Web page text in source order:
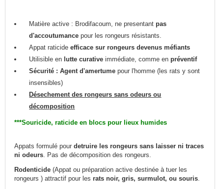
Matière active : Brodifacoum, ne presentantpas
d'accoutumance pour les rongeurs résistants.
Appat raticideefficace sur rongeurs devenus méfiants
Utilisible en lutte curative immédiate, comme enpréventif
Sécurité : Agent d'amertume pour l'homme (les rats y sont
insensibles)
Désechement des rongeurs sans odeurs ou
décomposition
***Souricide, raticide en blocs pour lieux humides
Appats formulé pourdetruire les rongeurs sans laisser ni traces
ni odeurs. Pas de décomposition des rongeurs.
Rodenticide (Appat ou préparation active destinée à tuer les
rongeurs ) attractif pour lesrats noir, gris, surmulot, ou souris.